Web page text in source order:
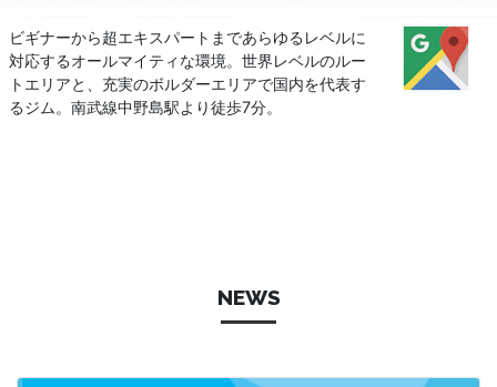
ビギナーから超エキスパートまであらゆるレベルに
対応するオールマイティな環境。世界レベルのルー
トエリアと、充実のボルダーエリアで国内を代表す
るジム。南武線中野島駅より徒歩7分。
NEWS